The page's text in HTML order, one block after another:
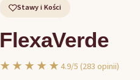
Stawy i Kości
FlexaVerde
★★★★★4.9/5 (283 opinii)